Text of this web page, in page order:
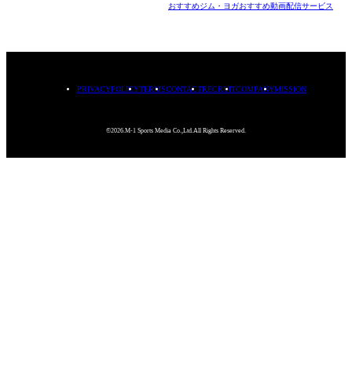
おすすめジム・ヨガおすすめ動画配信サービス
PRIVACYPOLICYTERMSCONTACTRECRUITCOMPANYMISSION
©2026.M-1 Sports Media Co.,Ltd.All Rights Reserved.